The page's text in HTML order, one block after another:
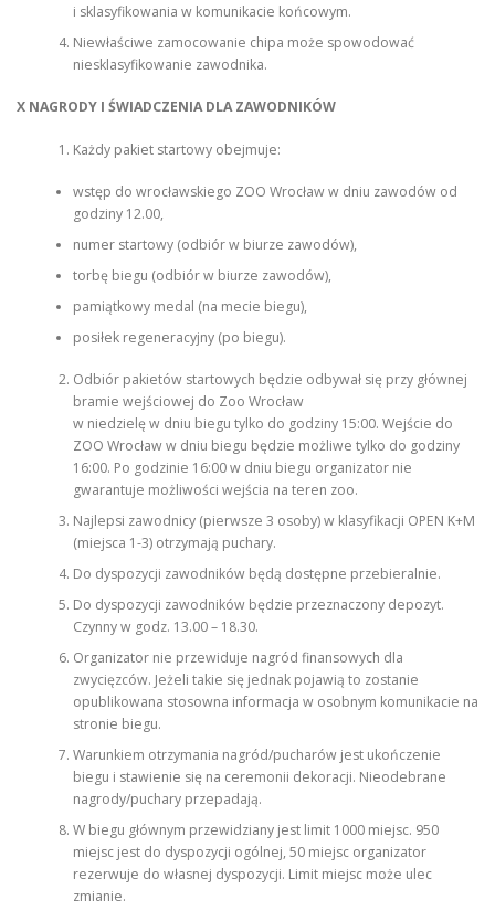
i sklasyfikowania w komunikacie końcowym.
Niewłaściwe zamocowanie chipa może spowodować
niesklasyfikowanie zawodnika.
X NAGRODY I ŚWIADCZENIA DLA ZAWODNIKÓW
Każdy pakiet startowy obejmuje:
wstęp do wrocławskiego ZOO Wrocław w dniu zawodów od
godziny 12.00,
numer startowy (odbiór w biurze zawodów),
torbę biegu (odbiór w biurze zawodów),
pamiątkowy medal (na mecie biegu),
posiłek regeneracyjny (po biegu).
Odbiór pakietów startowych będzie odbywał się przy głównej
bramie wejściowej do Zoo Wrocław
w niedzielę w dniu biegu tylko do godziny 15:00. Wejście do
ZOO Wrocław w dniu biegu będzie możliwe tylko do godziny
16:00. Po godzinie 16:00 w dniu biegu organizator nie
gwarantuje możliwości wejścia na teren zoo.
Najlepsi zawodnicy (pierwsze 3 osoby) w klasyfikacji OPEN K+M
(miejsca 1-3) otrzymają puchary.
Do dyspozycji zawodników będą dostępne przebieralnie.
Do dyspozycji zawodników będzie przeznaczony depozyt.
Czynny w godz. 13.00 – 18.30.
Organizator nie przewiduje nagród finansowych dla
zwycięzców. Jeżeli takie się jednak pojawią to zostanie
opublikowana stosowna informacja w osobnym komunikacie na
stronie biegu.
Warunkiem otrzymania nagród/pucharów jest ukończenie
biegu i stawienie się na ceremonii dekoracji. Nieodebrane
nagrody/puchary przepadają.
W biegu głównym przewidziany jest limit 1000 miejsc. 950
miejsc jest do dyspozycji ogólnej, 50 miejsc organizator
rezerwuje do własnej dyspozycji. Limit miejsc może ulec
zmianie.